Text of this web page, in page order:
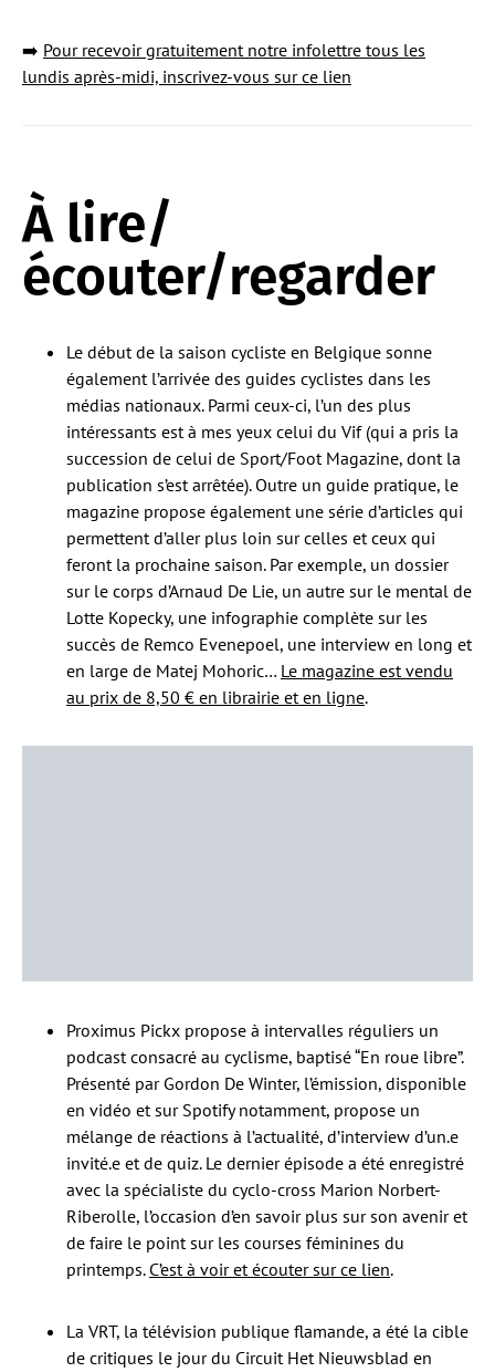
➡️ Pour recevoir gratuitement notre infolettre tous les
lundis après-midi, inscrivez-vous sur ce lien
À lire/
écouter/regarder
Le début de la saison cycliste en Belgique sonne
également l’arrivée des guides cyclistes dans les
médias nationaux. Parmi ceux-ci, l’un des plus
intéressants est à mes yeux celui du Vif (qui a pris la
succession de celui de Sport/Foot Magazine, dont la
publication s’est arrêtée). Outre un guide pratique, le
magazine propose également une série d’articles qui
permettent d’aller plus loin sur celles et ceux qui
feront la prochaine saison. Par exemple, un dossier
sur le corps d’Arnaud De Lie, un autre sur le mental de
Lotte Kopecky, une infographie complète sur les
succès de Remco Evenepoel, une interview en long et
en large de Matej Mohoric… Le magazine est vendu
au prix de 8,50 € en librairie et en ligne.
Proximus Pickx propose à intervalles réguliers un
podcast consacré au cyclisme, baptisé “En roue libre”.
Présenté par Gordon De Winter, l’émission, disponible
en vidéo et sur Spotify notamment, propose un
mélange de réactions à l’actualité, d’interview d’un.e
invité.e et de quiz. Le dernier épisode a été enregistré
avec la spécialiste du cyclo-cross Marion Norbert-
Riberolle, l’occasion d’en savoir plus sur son avenir et
de faire le point sur les courses féminines du
printemps. C’est à voir et écouter sur ce lien.
La VRT, la télévision publique flamande, a été la cible
de critiques le jour du Circuit Het Nieuwsblad en